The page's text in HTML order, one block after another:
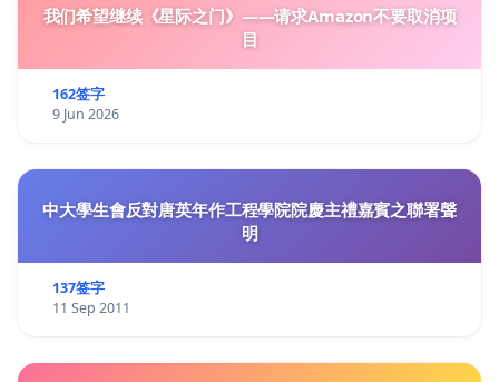
我们希望继续《星际之门》——请求Amazon不要取消项
目
162签字
9 Jun 2026
中大學生會反對唐英年作工程學院院慶主禮嘉賓之聯署聲
明
137签字
11 Sep 2011